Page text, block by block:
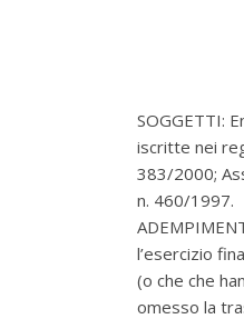
SOGGETTI:
iscritte nei
383/2000;
n. 460/1997.
l’esercizio
(o che che
omesso la